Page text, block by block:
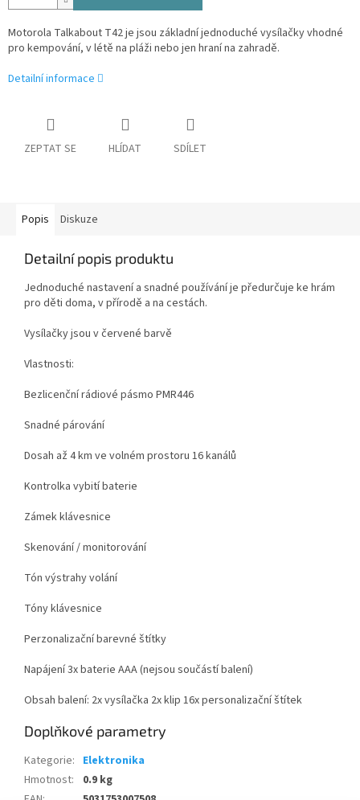
Motorola Talkabout T42 je jsou základní jednoduché vysílačky vhodné
pro kempování, v létě na pláži nebo jen hraní na zahradě.
Detailní informace
ZEPTAT SE HLÍDAT SDÍLET
Popis Diskuze
Detailní popis produktu
Jednoduché nastavení a snadné používání je předurčuje ke hrám
pro děti doma, v přírodě a na cestách.
Vysílačky jsou v červené barvě
Vlastnosti:
Bezlicenční rádiové pásmo PMR446
Snadné párování
Dosah až 4 km ve volném prostoru 16 kanálů
Kontrolka vybití baterie
Zámek klávesnice
Skenování / monitorování
Tón výstrahy volání
Tóny klávesnice
Perzonalizační barevné štítky
Napájení 3x baterie AAA (nejsou součástí balení)
Obsah balení: 2x vysílačka 2x klip 16x personalizační štítek
Doplňkové parametry
Kategorie: Elektronika
Hmotnost:
0.9 kg